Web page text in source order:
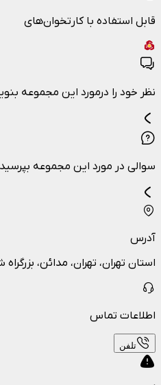
قابل استفاده با کارتخوان‌های
نظر خود را درمورد این مجموعه
سوالی در مورد این مجموعه
آدرس
استان تهران، تهران، مدائن،
اطلاعات تماس
تلفن